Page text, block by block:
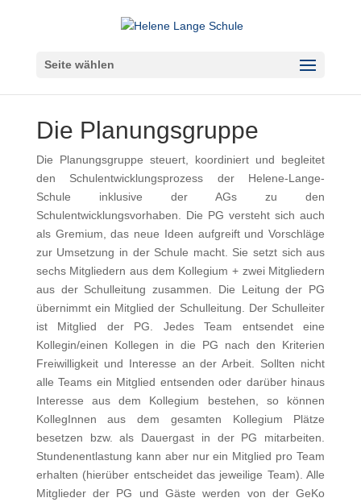
Seite wählen
Die Planungsgruppe
Die Planungsgruppe steuert, koordiniert und begleitet
den Schulentwicklungsprozess der Helene-Lange-
Schule inklusive der AGs zu den
Schulentwicklungsvorhaben. Die PG versteht sich auch
als Gremium, das neue Ideen aufgreift und Vorschläge
zur Umsetzung in der Schule macht. Sie setzt sich aus
sechs Mitgliedern aus dem Kollegium + zwei Mitgliedern
aus der Schulleitung zusammen. Die Leitung der PG
übernimmt ein Mitglied der Schulleitung. Der Schulleiter
ist Mitglied der PG. Jedes Team entsendet eine
Kollegin/einen Kollegen in die PG nach den Kriterien
Freiwilligkeit und Interesse an der Arbeit. Sollten nicht
alle Teams ein Mitglied entsenden oder darüber hinaus
Interesse aus dem Kollegium bestehen, so können
KollegInnen aus dem gesamten Kollegium Plätze
besetzen bzw. als Dauergast in der PG mitarbeiten.
Stundenentlastung kann aber nur ein Mitglied pro Team
erhalten (hierüber entscheidet das jeweilige Team). Alle
Mitglieder der PG und Gäste werden von der GeKo